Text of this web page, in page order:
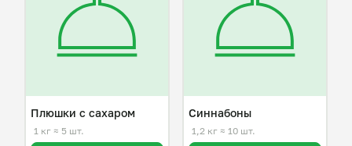
Плюшки с сахаром
1 кг ≈ 5 шт.
Синнабоны
1,2 кг ≈ 10 шт.